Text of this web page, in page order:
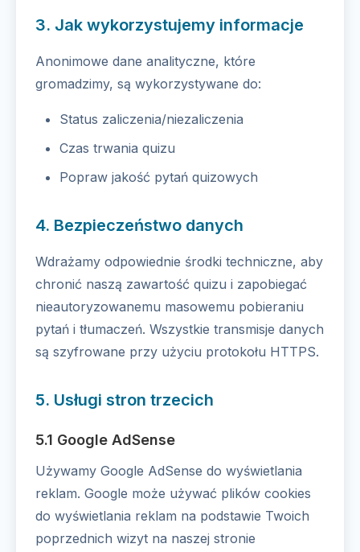
3. Jak wykorzystujemy informacje
Anonimowe dane analityczne, które
gromadzimy, są wykorzystywane do:
Status zaliczenia/niezaliczenia
Czas trwania quizu
Popraw jakość pytań quizowych
4. Bezpieczeństwo danych
Wdrażamy odpowiednie środki techniczne, aby
chronić naszą zawartość quizu i zapobiegać
nieautoryzowanemu masowemu pobieraniu
pytań i tłumaczeń. Wszystkie transmisje danych
są szyfrowane przy użyciu protokołu HTTPS.
5. Usługi stron trzecich
5.1 Google AdSense
Używamy Google AdSense do wyświetlania
reklam. Google może używać plików cookies
do wyświetlania reklam na podstawie Twoich
poprzednich wizyt na naszej stronie